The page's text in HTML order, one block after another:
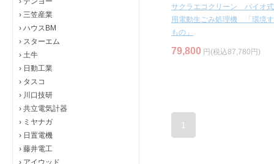
› 三笠産業
› ハウスBM
› スターエム
› 土牛
› 日動工業
› タスコ
› 川口技研
› 共立電気計器
› ミヤナガ
› 日置電機
› 藤井電工
› アイウッド
サクラエコクリーン バイオ
用電動生ごみ処理機 「環境
もの」
79,800 円(税込87,780円)
1